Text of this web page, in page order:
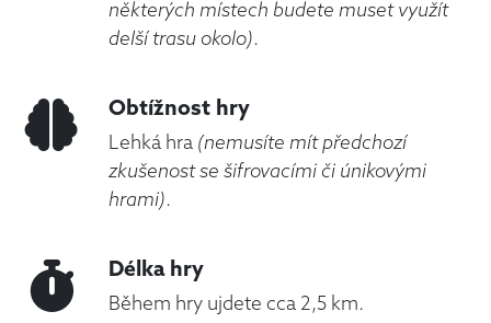
některých místech budete muset využít
delší trasu okolo).
Obtížnost hry
Lehká hra (nemusíte mít předchozí
zkušenost se šifrovacími či únikovými
hrami).
Délka hry
Během hry ujdete cca 2,5 km.